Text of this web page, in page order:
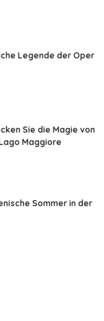
Legende der Oper
Sie die Magie von
Maggiore
Sommer in der